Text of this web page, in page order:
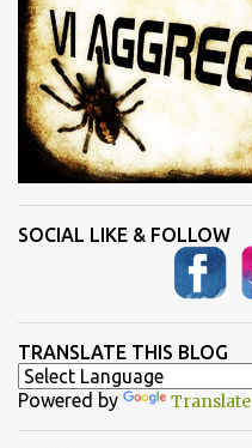
SOCIAL LIKE & FOLLOW
TRANSLATE THIS BLOG
Powered by Translate